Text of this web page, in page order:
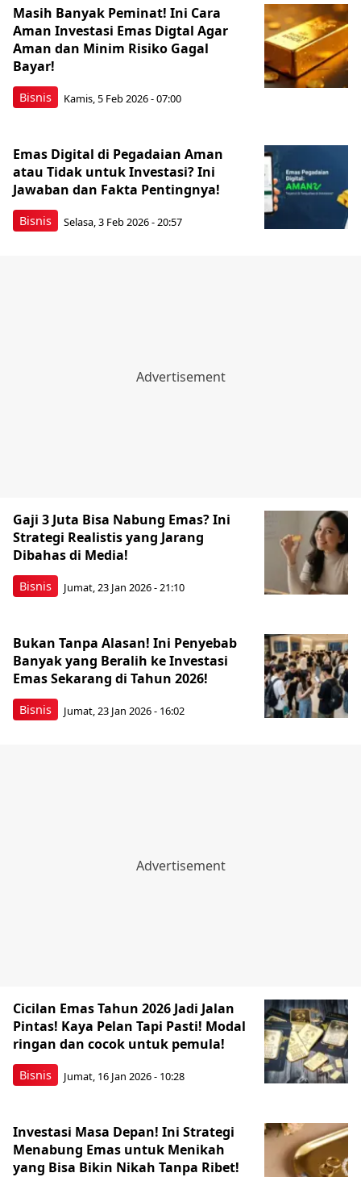
Bisnis
Masih Banyak Peminat! Ini Cara
Aman Investasi Emas Digtal Agar
Aman dan Minim Risiko Gagal
Bayar!
Kamis, 5 Feb 2026 - 07:00
Bisnis
Emas Digital di Pegadaian Aman
atau Tidak untuk Investasi? Ini
Jawaban dan Fakta Pentingnya!
Selasa, 3 Feb 2026 - 20:57
Bisnis
Gaji 3 Juta Bisa Nabung Emas? Ini
Strategi Realistis yang Jarang
Dibahas di Media!
Jumat, 23 Jan 2026 - 21:10
Bisnis
Bukan Tanpa Alasan! Ini Penyebab
Banyak yang Beralih ke Investasi
Emas Sekarang di Tahun 2026!
Jumat, 23 Jan 2026 - 16:02
Bisnis
Cicilan Emas Tahun 2026 Jadi Jalan
Pintas! Kaya Pelan Tapi Pasti! Modal
ringan dan cocok untuk pemula!
Jumat, 16 Jan 2026 - 10:28
Investasi Masa Depan! Ini Strategi
Menabung Emas untuk Menikah
yang Bisa Bikin Nikah Tanpa Ribet!